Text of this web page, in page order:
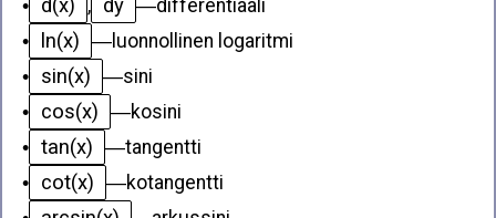
•
d(x) , dy —differentiaali
•
ln(x) —luonnollinen logaritmi
•
sin(x) —sini
•
cos(x) —kosini
• tan(x) —tangentti
•
cot(x) —kotangentti